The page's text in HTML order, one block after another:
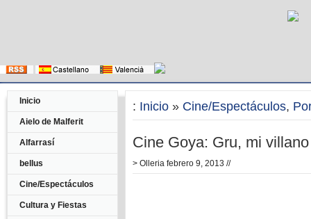
Inicio
Aielo de Malferit
Alfarrasí
bellus
Cine/Espectáculos
Cultura y Fiestas
: Inicio » Cine/Espectáculos,
Cine Goya: Gru, mi
> Olleria febrero 9, 2013 //